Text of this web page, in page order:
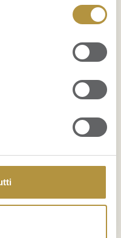
per accedere alla
PRODOTTO